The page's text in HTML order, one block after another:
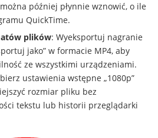
później płynnie wznowić, o ile
QuickTime.
plików: Wyeksportuj nagranie
jako” w formacie MP4, aby
ze wszystkimi urządzeniami.
ustawienia wstępne „1080p”
rozmiar pliku bez
tekstu lub historii przeglądarki